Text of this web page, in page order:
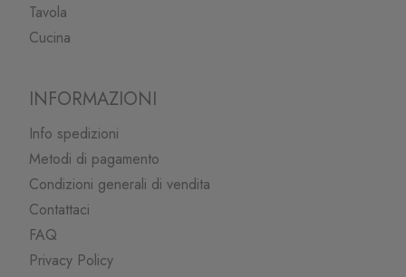
Tavola
Cucina
INFORMAZIONI
Info spedizioni
Metodi di pagamento
Condizioni generali di vendita
Contattaci
FAQ
Privacy Policy